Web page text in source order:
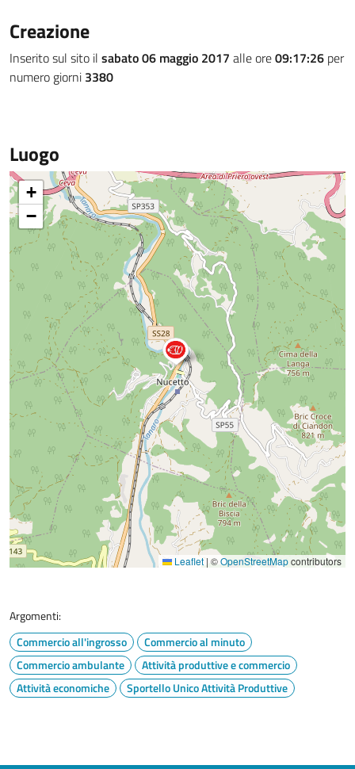
Creazione
Inserito sul sito il sabato 06 maggio 2017 alle ore09:17:26 per
numero giorni 3380
Luogo
+
−
Leaflet | ©OpenStreetMapcontributors
Argomenti:
Commercio all'ingrosso
Commercio al minuto
Commercio ambulante
Attività produttive e commercio
Attività economiche
Sportello Unico Attività Produttive